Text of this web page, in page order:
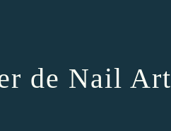
de Nail Art